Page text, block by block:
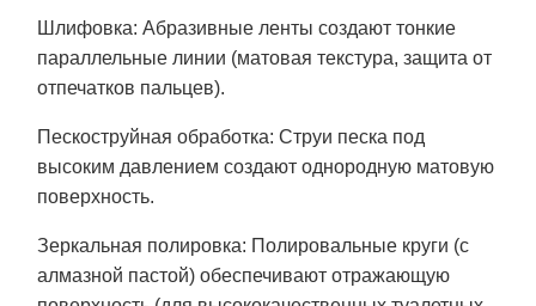
Шлифовка: Абразивные ленты создают тонкие
параллельные линии (матовая текстура, защита от
отпечатков пальцев).
Пескоструйная обработка: Струи песка под
высоким давлением создают однородную матовую
поверхность.
Зеркальная полировка: Полировальные круги (с
алмазной пастой) обеспечивают отражающую